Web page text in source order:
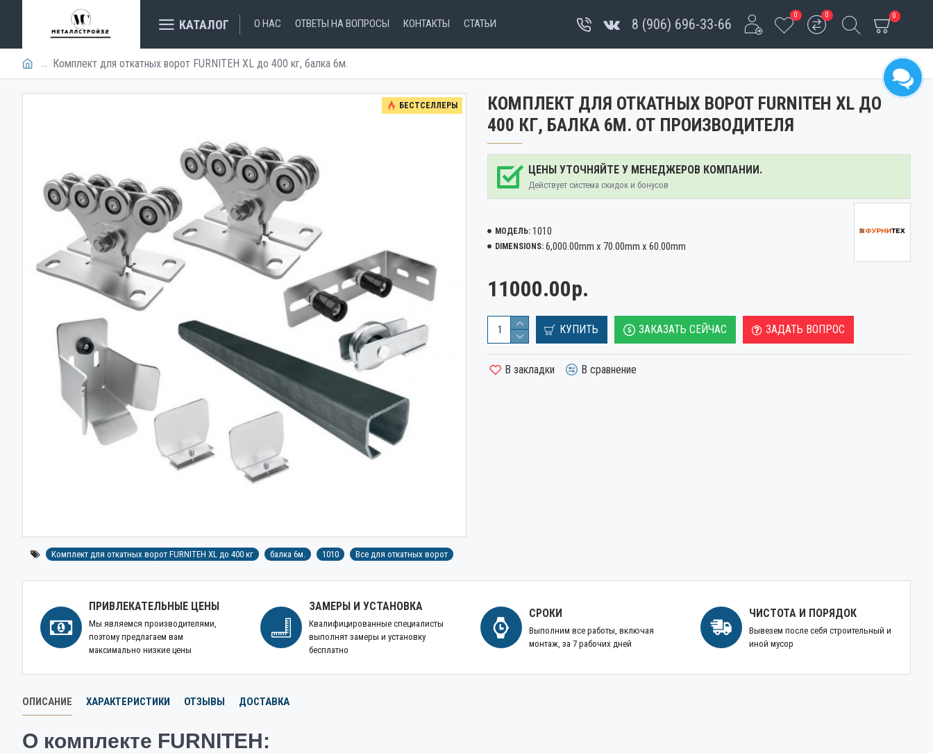
КАТАЛОГ О НАС ОТВЕТЫ НА ВОПРОСЫ КОНТАКТЫ СТАТЬИ 8 (906) 696-33-66
0 0 0
Комплект для откатных ворот FURNITEH XL до 400 кг, балка 6м.
БЕСТСЕЛЛЕРЫ
Комплект для откатных ворот FURNITEH XL до 400 кг балка 6м. 1010 Все для откатных ворот
КОМПЛЕКТ ДЛЯ ОТКАТНЫХ ВОРОТ FURNITEH XL ДО
400 КГ, БАЛКА 6М. ОТ ПРОИЗВОДИТЕЛЯ
ЦЕНЫ УТОЧНЯЙТЕ У МЕНЕДЖЕРОВ КОМПАНИИ.
Действует система скидок и бонусов
МОДЕЛЬ: 1010
DIMENSIONS: 6,000.00mm x 70.00mm x 60.00mm
11000.00р.
КУПИТЬ ЗАКАЗАТЬ СЕЙЧАС ЗАДАТЬ ВОПРОС
В закладки В сравнение
ПРИВЛЕКАТЕЛЬНЫЕ ЦЕНЫ
Мы являемся производителями,
поэтому предлагаем вам
максимально низкие цены
ЗАМЕРЫ И УСТАНОВКА
Квалифицированные специалисты
выполнят замеры и установку
бесплатно
СРОКИ
Выполним все работы, включая
монтаж, за 7 рабочих дней
ЧИСТОТА И ПОРЯДОК
Вывезем после себя строительный и
иной мусор
ОПИСАНИЕ ХАРАКТЕРИСТИКИ ОТЗЫВЫ ДОСТАВКА
О комплекте FURNITEH: